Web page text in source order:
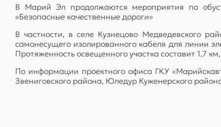
В Марий Эл продолжаются мероприятия по
«Безопасные качественные дороги»
В частности, в селе Кузнецово Медведевского
cамонесущего изолированного кабеля для линии
Протяженность освещенного участка составит 1,7
По информации проектного офиса ГКУ
Звениговского района, Юледур Куженерского